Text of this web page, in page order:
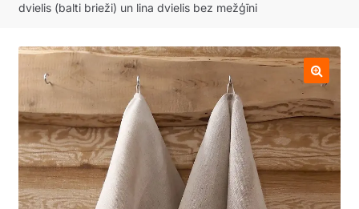
dvielis (balti brieži) un lina dvielis bez mežģīni